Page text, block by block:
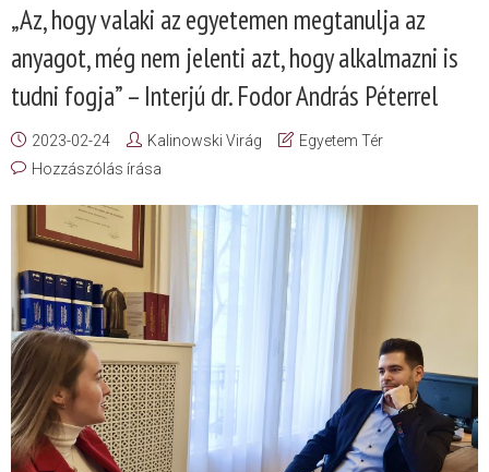
„Az, hogy valaki az egyetemen megtanulja az
anyagot, még nem jelenti azt, hogy alkalmazni is
tudni fogja” – Interjú dr. Fodor András Péterrel
2023-02-24 Kalinowski Virág
Egyetem Tér
Hozzászólás írása